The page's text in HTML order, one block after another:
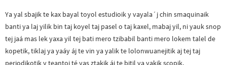
Ya yal sbajik te kax bayal toyol estudioik y vayala´j chin smaquinaik
banti ya laj yilik bin taj koyel taj pasel o taj kaxel, mabaj yil, ni yauk snop
tej jaá mas lek yaxa yil tej bati mero tzibabil banti mero lokem talel de
kopetik, tiklaj ya yaáy áj te vin ya yalik te lolonwuanejitik aj tej taj
periodikotik y teantoj té yas ztakik áj te bitil ya yakik scopik.